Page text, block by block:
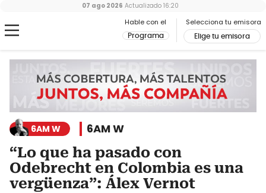
Hable con el
Programa
Selecciona tu emisora
Elige tu emisora
07 ago 2026 Actualizado 16:20
6AM W 6AM W
“Lo que ha pasado con
Odebrecht en Colombia es una
vergüenza”: Álex Vernot